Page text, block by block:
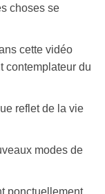
choses se
cette vidéo
contemplateur du
reflet de la vie
modes de